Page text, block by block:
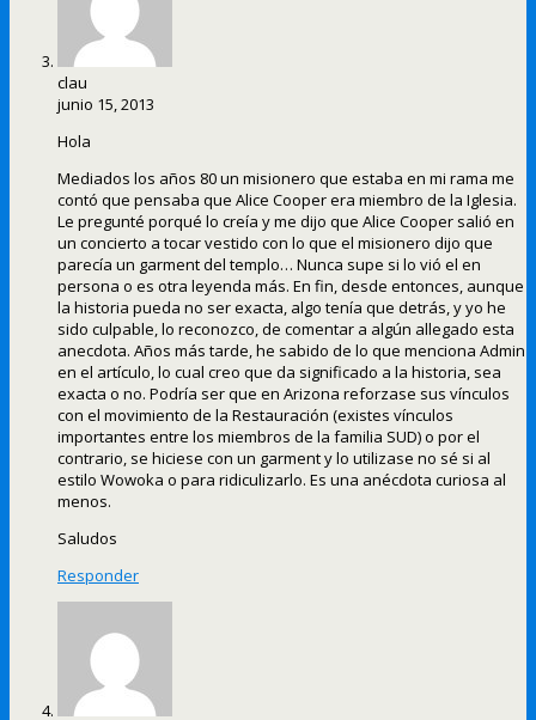
clau
junio 15, 2013
Hola
Mediados los años 80 un misionero que estaba en mi rama me
contó que pensaba que Alice Cooper era miembro de la Iglesia.
Le pregunté porqué lo creía y me dijo que Alice Cooper salió en
un concierto a tocar vestido con lo que el misionero dijo que
parecía un garment del templo… Nunca supe si lo vió el en
persona o es otra leyenda más. En fin, desde entonces, aunque
la historia pueda no ser exacta, algo tenía que detrás, y yo he
sido culpable, lo reconozco, de comentar a algún allegado esta
anecdota. Años más tarde, he sabido de lo que menciona Admin
en el artículo, lo cual creo que da significado a la historia, sea
exacta o no. Podría ser que en Arizona reforzase sus vínculos
con el movimiento de la Restauración (existes vínculos
importantes entre los miembros de la familia SUD) o por el
contrario, se hiciese con un garment y lo utilizase no sé si al
estilo Wowoka o para ridiculizarlo. Es una anécdota curiosa al
menos.
Saludos
Responder